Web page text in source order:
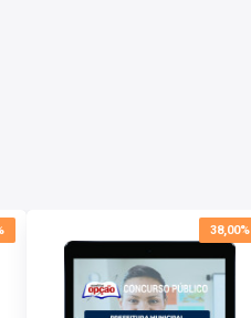
38,00%